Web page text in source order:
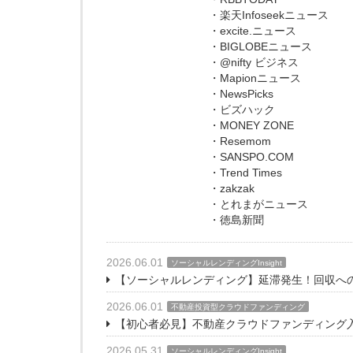
・楽天Infoseekニュース
・excite.ニュース
・BIGLOBEニュース
・@nifty ビジネス
・Mapionニュース
・NewsPicks
・ビズハック
・MONEY ZONE
・Resemom
・SANSPO.COM
・Trend Times
・zakzak
・とれまがニュース
・徳島新聞
2026.06.01 ソーシャルレンディングInsight
【ソーシャルレンディング】延滞発生！回収へ
2026.06.01 不動産投資型クラウドファンディング
【初心者必見】不動産クラウドファンディング
ソーシャルレンディングInsight